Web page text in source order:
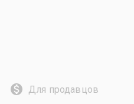
Для продавцов